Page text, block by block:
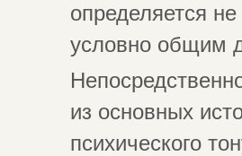
определяется
условно общим
из основных
психического